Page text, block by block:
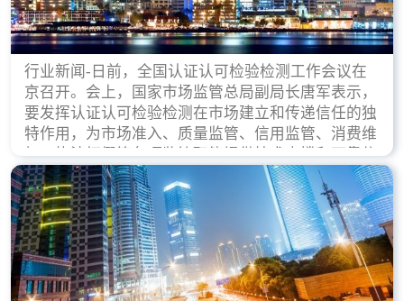
行业新闻-日前，全国认证认可检验检测工作会议在
京召开。会上，国家市场监管总局副局长唐军表示，
要发挥认证认可检验检测在市场建立和传递信任的独
特作用，为市场准入、质量监管、信用监管、消费维
权、执法打假等各项监管职能提供技术支撑和可靠依
据。